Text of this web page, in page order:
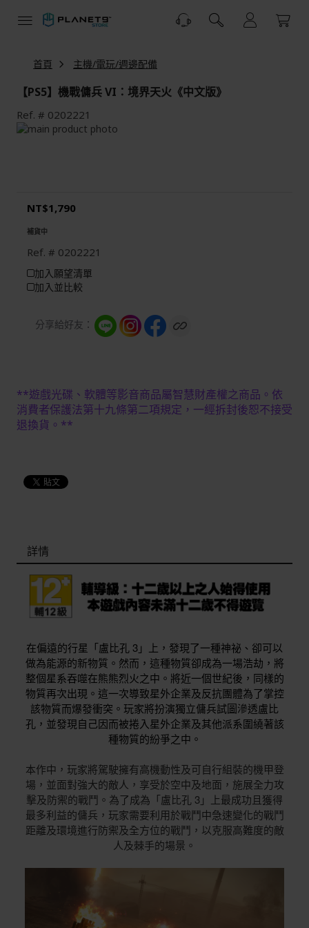
首頁
主機/電玩/週邊配備
【PS5】機戰傭兵 VI：境界天火《中文版》
Ref. 0202221
Skip
images
gallery
the
images
gallery
**遊戲光碟、軟體等影音商品屬智慧財產權之商品。依
消費者保護法第十九條第二項規定，一經拆封後恕不接受
退換貨。**
NT$1,790
補貨中
Ref. 0202221
加入願望清單
加入並比較
分享給好友：
詳情
在偏遠的行星「盧比孔 3」上，發現了一種神祕、卻可以
做為能源的新物質。然而，這種物質卻成為一場浩劫，將
整個星系吞噬在熊熊烈火之中。將近一個世紀後，同樣的
物質再次出現。這一次導致星外企業及反抗團體為了掌控
該物質而爆發衝突。玩家將扮演獨立傭兵試圖滲透盧比
孔，並發現自己因而被捲入星外企業及其他派系圍繞著該
種物質的紛爭之中。
本作中，玩家將駕駛擁有高機動性及可自行組裝的機甲登
場，並面對強大的敵人，享受於空中及地面，施展全力攻
擊及防禦的戰鬥。為了成為「盧比孔 3」上最成功且獲得
最多利益的傭兵，玩家需要利用於戰鬥中急速變化的戰鬥
距離及環境進行防禦及全方位的戰鬥，以克服高難度的敵
人及棘手的場景。